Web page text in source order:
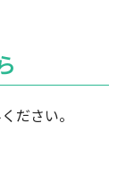
ださい。